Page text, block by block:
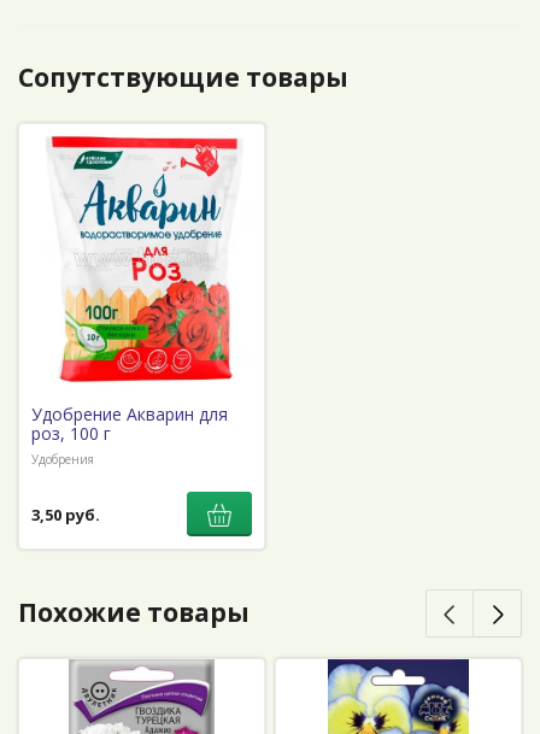
Сопутствующие товары
Удобрение Акварин для
роз, 100 г
Удобрения
3,50 руб.
Похожие товары